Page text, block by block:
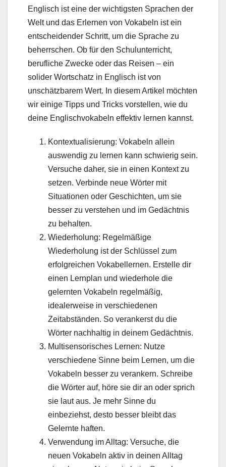
Englisch ist eine der wichtigsten Sprachen der
Welt und das Erlernen von Vokabeln ist ein
entscheidender Schritt, um die Sprache zu
beherrschen. Ob für den Schulunterricht,
berufliche Zwecke oder das Reisen – ein
solider Wortschatz in Englisch ist von
unschätzbarem Wert. In diesem Artikel möchten
wir einige Tipps und Tricks vorstellen, wie du
deine Englischvokabeln effektiv lernen kannst.
Kontextualisierung: Vokabeln allein
auswendig zu lernen kann schwierig sein.
Versuche daher, sie in einen Kontext zu
setzen. Verbinde neue Wörter mit
Situationen oder Geschichten, um sie
besser zu verstehen und im Gedächtnis
zu behalten.
Wiederholung: Regelmäßige
Wiederholung ist der Schlüssel zum
erfolgreichen Vokabellernen. Erstelle dir
einen Lernplan und wiederhole die
gelernten Vokabeln regelmäßig,
idealerweise in verschiedenen
Zeitabständen. So verankerst du die
Wörter nachhaltig in deinem Gedächtnis.
Multisensorisches Lernen: Nutze
verschiedene Sinne beim Lernen, um die
Vokabeln besser zu verankern. Schreibe
die Wörter auf, höre sie dir an oder sprich
sie laut aus. Je mehr Sinne du
einbeziehst, desto besser bleibt das
Gelernte haften.
Verwendung im Alltag: Versuche, die
neuen Vokabeln aktiv in deinen Alltag